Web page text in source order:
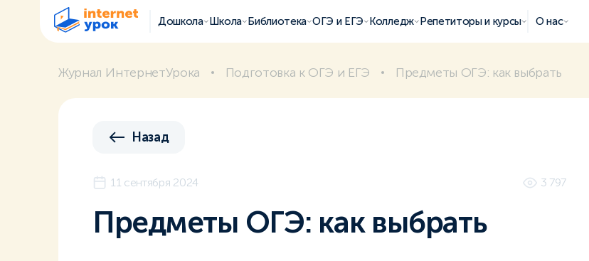
Дошкола Школа Библиотека ОГЭ и ЕГЭ Колледж Репетиторы и курсы О нас
Журнал ИнтернетУрока Подготовка к ОГЭ и ЕГЭ Предметы ОГЭ: как выбрать
Назад
11 сентября 2024 3 797
Предметы ОГЭ: как выбрать